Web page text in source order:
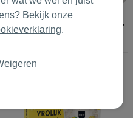
Bekijk onze
.